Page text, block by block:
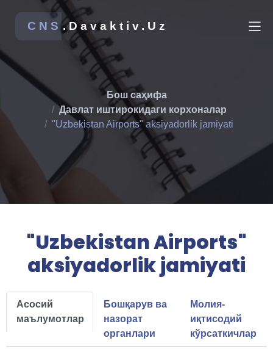
CNS.Davaktiv.Uz
Бош саҳифа
Давлат иштирокидаги корхоналар
"Uzbekistan Airports" aksiyadorlik jamiyati
"Uzbekistan Airports"
aksiyadorlik jamiyati
Асосий
маълумотлар
Бошқарув ва
назорат
органлари
Молия-
иқтисодий
кўрсаткичлар